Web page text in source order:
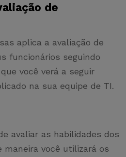
de
aplica a avaliação de
funcionários seguindo
você verá a seguir
na sua equipe de TI.
avaliar as habilidades dos
maneira você utilizará os